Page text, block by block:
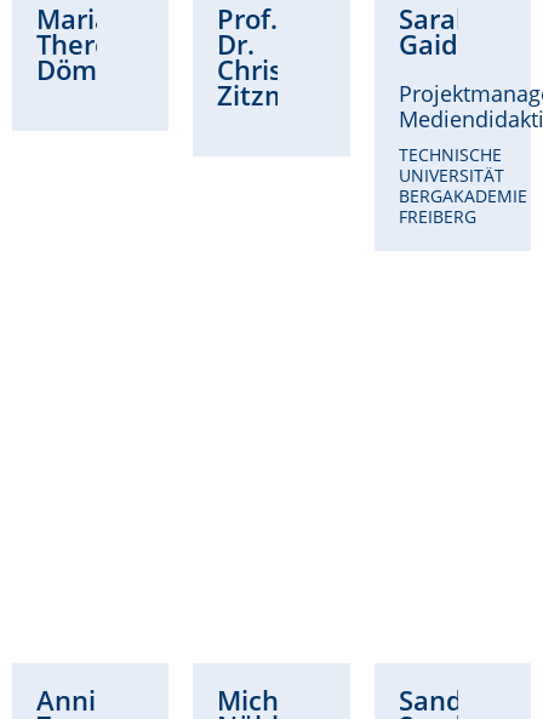
Maria
Theresa
Dömling
Prof.
Dr.
Christina
Zitzmann
Sarah
Gaidzik
TECHNISCHE
UNIVERSITÄT
BERGAKADEMIE
FREIBERG
Annikka Michaela Sandra